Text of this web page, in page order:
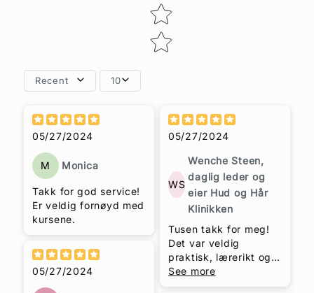
Recent 10
05/27/2024
M Monica
Takk for god service!
Er veldig fornøyd med
kursene.
05/27/2024
deg, og vi som fikk
oppleve dette, sier
05/27/2024
WS
Wenche Steen,
daglig leder og
eier Hud og Hår
Klinikken
Tusen takk for meg!
Det var veldig
praktisk, lærerikt og
morsomt! Du er flink
Trude Helén Hole!
See more